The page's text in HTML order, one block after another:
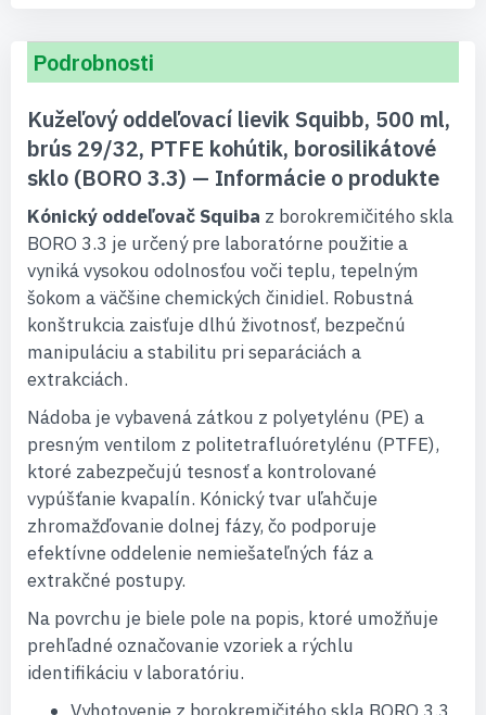
Podrobnosti
Kužeľový oddeľovací lievik Squibb, 500 ml,
brús 29/32, PTFE kohútik, borosilikátové
sklo (BORO 3.3) — Informácie o produkte
Kónický oddeľovač Squiba z borokremičitého skla
BORO 3.3 je určený pre laboratórne použitie a
vyniká vysokou odolnosťou voči teplu, tepelným
šokom a väčšine chemických činidiel. Robustná
konštrukcia zaisťuje dlhú životnosť, bezpečnú
manipuláciu a stabilitu pri separáciách a
extrakciách.
Nádoba je vybavená zátkou z polyetylénu (PE) a
presným ventilom z politetrafluóretylénu (PTFE),
ktoré zabezpečujú tesnosť a kontrolované
vypúšťanie kvapalín. Kónický tvar uľahčuje
zhromažďovanie dolnej fázy, čo podporuje
efektívne oddelenie nemiešateľných fáz a
extrakčné postupy.
Na povrchu je biele pole na popis, ktoré umožňuje
prehľadné označovanie vzoriek a rýchlu
identifikáciu v laboratóriu.